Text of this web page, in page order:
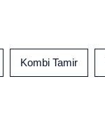
Kombi Tamir